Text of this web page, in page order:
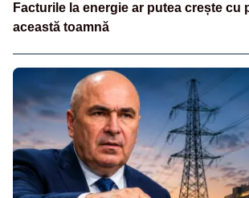
Facturile la energie ar putea crește cu
această toamnă